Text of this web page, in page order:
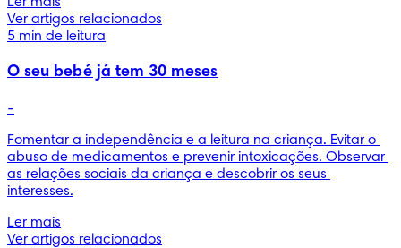
Ver artigos relacionados
5 min de leitura
O seu bebé já tem 30 meses
-
Fomentar a independência e a leitura na criança. Evitar o
abuso de medicamentos e prevenir intoxicações. Observar
as relações sociais da criança e descobrir os seus
interesses.
Ler mais
Ver artigos relacionados